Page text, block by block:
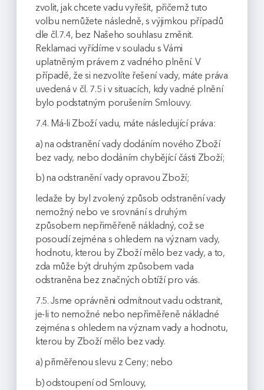
zvolit, jak chcete vadu vyřešit, přičemž tuto
volbu nemůžete následně, s výjimkou případů
dle čl.7.4, bez Našeho souhlasu změnit.
Reklamaci vyřídíme v souladu s Vámi
uplatněným právem z vadného plnění. V
případě, že si nezvolíte řešení vady, máte práva
uvedená v čl. 7.5 i v situacích, kdy vadné plnění
bylo podstatným porušením Smlouvy.
7.4. Má-li Zboží vadu, máte následující práva:
a) na odstranění vady dodáním nového Zboží
bez vady, nebo dodáním chybějící části Zboží;
b) na odstranění vady opravou Zboží;
ledaže by byl zvolený způsob odstranění vady
nemožný nebo ve srovnání s druhým
způsobem nepřiměřeně nákladný, což se
posoudí zejména s ohledem na význam vady,
hodnotu, kterou by Zboží mělo bez vady, a to,
zda může být druhým způsobem vada
odstraněna bez značných obtíží pro vás.
7.5. Jsme oprávněni odmítnout vadu odstranit,
je-li to nemožné nebo nepřiměřeně nákladné
zejména s ohledem na význam vady a hodnotu,
kterou by Zboží mělo bez vady.
a) přiměřenou slevu z Ceny; nebo
b) odstoupení od Smlouvy,